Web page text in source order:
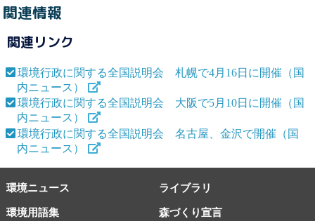
関連情報
関連リンク
環境行政に関する全国説明会 札幌で4月16日に開催（国
内ニュース）
環境行政に関する全国説明会 大阪で5月10日に開催（国
内ニュース）
環境行政に関する全国説明会 名古屋、金沢で開催（国
内ニュース）
環境ニュース ライブラリ
環境用語集 森づくり宣言